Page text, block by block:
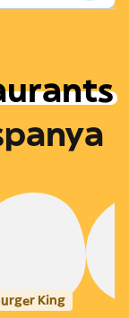
King